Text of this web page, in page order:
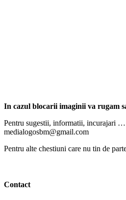
In cazul blocarii imaginii va rugam
Pentru sugestii, informatii, incurajari …
medialogosbm@gmail.com
Pentru alte chestiuni care nu tin de
Contact